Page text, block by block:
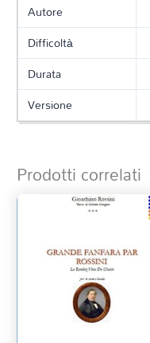
Autore
Difficoltà
Durata
Versione
Prodotti correlati